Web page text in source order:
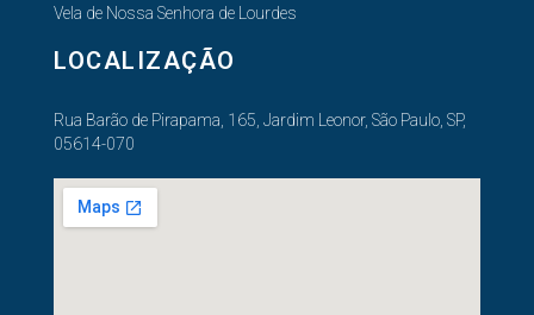
Vela de Nossa Senhora de Lourdes
LOCALIZAÇÃO
Rua Barão de Pirapama, 165, Jardim Leonor, São Paulo, SP,
05614-070